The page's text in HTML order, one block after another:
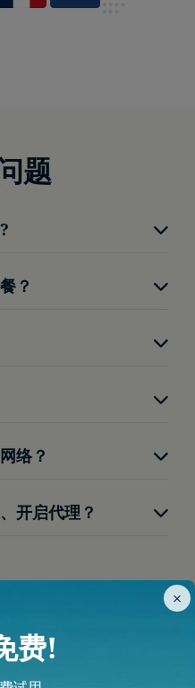
×
费!
题
？
络？
域频繁切换。
开启代理？